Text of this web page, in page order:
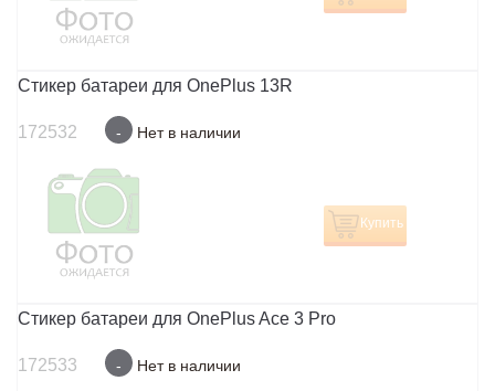
Стикер батареи для OnePlus 13R
172532 - Нет в наличии
Купить
Стикер батареи для OnePlus Ace 3 Pro
172533 - Нет в наличии